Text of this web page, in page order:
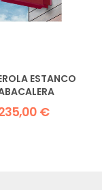
ESTANCO
€